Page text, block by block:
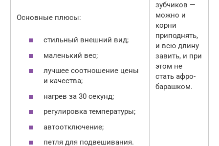
Основные плюсы:
стильный внешний вид;
маленький вес;
лучшее соотношение цены
и качества;
нагрев за 30 секунд;
регулировка температуры;
автоотключение;
петля для подвешивания.
зубчиков —
можно и
корни
приподнять,
и всю длину
завить, и при
этом не
стать афро-
барашком.